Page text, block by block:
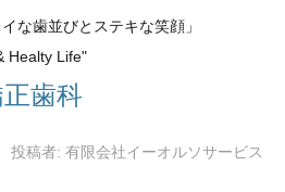
イな歯並びとステキな笑顔 」
Healty Life"
歯科
投稿者: 有限会社イーオルソサービス